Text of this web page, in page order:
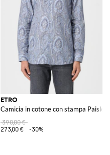
ETRO
Camicia in cotone con stampa Paisley
390,00 €
273,00 €
-30%